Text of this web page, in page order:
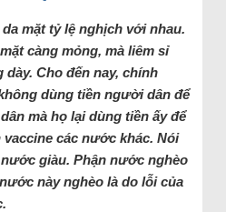
mặt tỷ lệ nghịch với nhau.
càng mỏng, mà liêm sỉ
dày. Cho đến nay, chính
dùng tiền người dân để
mà họ lại dùng tiền ấy để
các nước khác. Nói
giàu. Phận nước nghèo
này nghèo là do lỗi của